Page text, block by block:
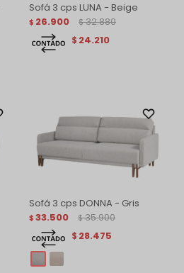
Sofá 3 cps LUNA - Beige
$ 26.900 $ 32.880
$ 24.210
Sofá 3 cps DONNA - Gris
$ 33.500 $ 35.900
$ 28.475